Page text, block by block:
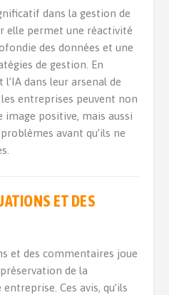
dans la gestion de
elle permet une réactivité
des données et une
de gestion. En
dans leur arsenal de
entreprises peuvent non
positive, mais aussi
avant qu’ils ne
ET DES
et des commentaires joue
de la
Ces avis, qu’ils